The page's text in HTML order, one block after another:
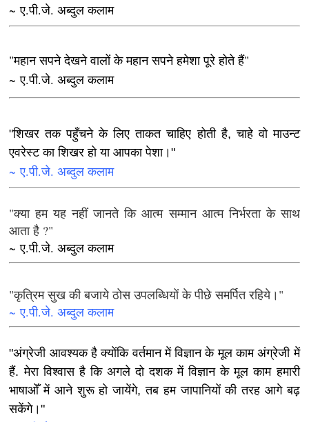
~ ए.पी.जे. अब्दुल कलाम
"महान सपने देखने वालों के महान सपने हमेशा पूरे होते हैं"
~ ए.पी.जे. अब्दुल कलाम
"शिखर तक पहुँचने के लिए ताकत चाहिए होती है, चाहे वो माउन्ट
एवरेस्ट का शिखर हो या आपका पेशा।"
~ ए.पी.जे. अब्दुल कलाम
"क्या हम यह नहीं जानते कि आत्म सम्मान आत्म निर्भरता के साथ
आता है ?"
~ ए.पी.जे. अब्दुल कलाम
"कृत्रिम सुख की बजाये ठोस उपलब्धियों के पीछे समर्पित रहिये।"
~ ए.पी.जे. अब्दुल कलाम
"अंग्रेजी आवश्यक है क्योंकि वर्तमान में विज्ञान के मूल काम अंग्रेजी में
हैं. मेरा विश्वास है कि अगले दो दशक में विज्ञान के मूल काम हमारी
भाषाओँ में आने शुरू हो जायेंगे, तब हम जापानियों की तरह आगे बढ़
सकेंगे।"